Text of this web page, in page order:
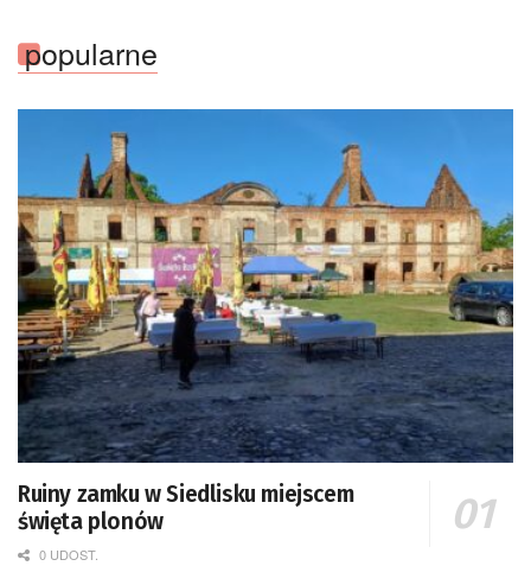
popularne
Ruiny zamku w Siedlisku miejscem
święta plonów
0 UDOST.